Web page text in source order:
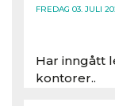
FREDAG 03. JULI
Har inngått
kontorer..